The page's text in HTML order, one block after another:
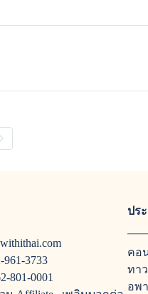
961-3733
801-0001
ปร
คอ
ทา
อพ